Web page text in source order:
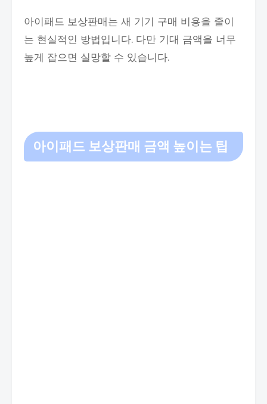
아이패드 보상판매는 새 기기 구매 비용을 줄이
는 현실적인 방법입니다. 다만 기대 금액을 너무
높게 잡으면 실망할 수 있습니다.
아이패드 보상판매 금액 높이는 팁